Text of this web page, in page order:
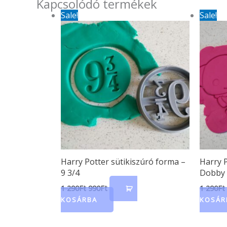
Kapcsolódó termékek
Sale!
Harry Potter sütikiszúró forma –
9 3/4
1 290Ft
price
was:
290Ft.
990Ft
price
KOSÁRBA
Sale!
Harry
Dobby
1 290Ft